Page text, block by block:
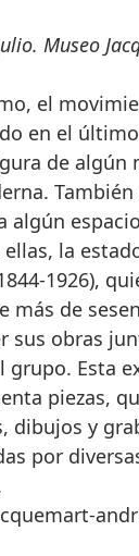
Museo
el
en el
de algún
También
algún
la
1926),
más de
sus obras
grupo. Esta
piezas,
dibujos y
por